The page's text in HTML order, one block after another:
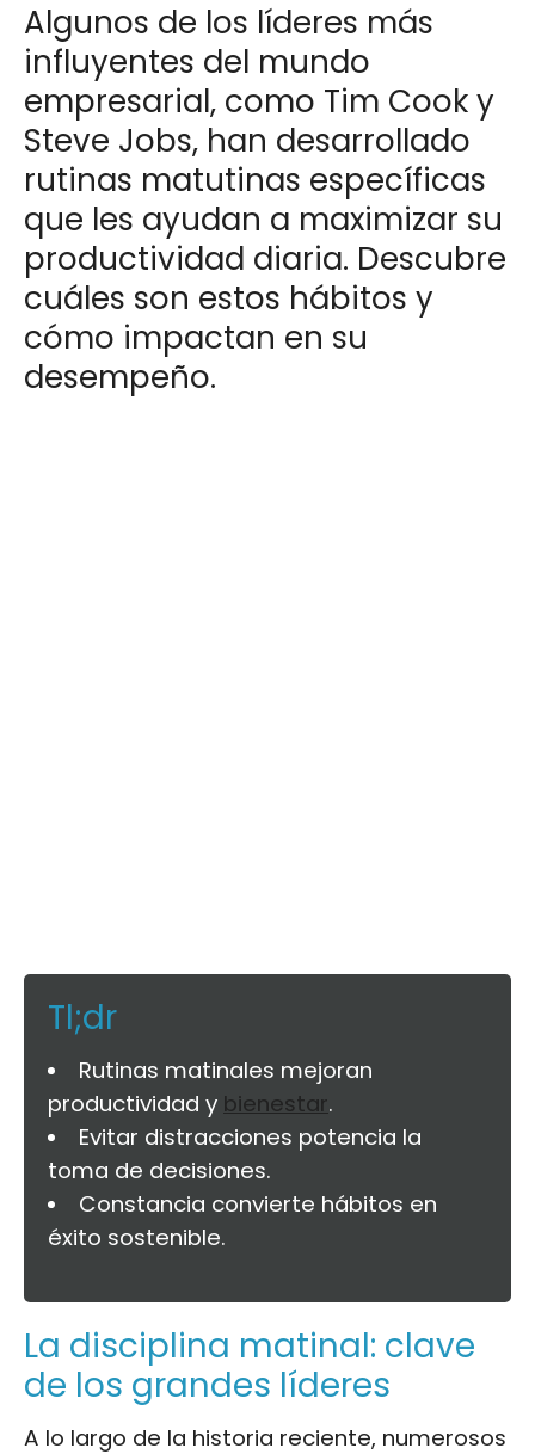
Algunos de los líderes más
influyentes del mundo
empresarial, como Tim Cook y
Steve Jobs, han desarrollado
rutinas matutinas específicas
que les ayudan a maximizar su
productividad diaria. Descubre
cuáles son estos hábitos y
cómo impactan en su
desempeño.
Tl;dr
Rutinas matinales mejoran
productividad y bienestar.
Evitar distracciones potencia la
toma de decisiones.
Constancia convierte hábitos en
éxito sostenible.
La disciplina matinal: clave
de los grandes líderes
A lo largo de la historia reciente, numerosos